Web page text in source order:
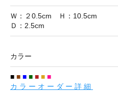
Ｗ：２0.5cm Ｈ：10.5cm
Ｄ：2.5cm
カラー
■ ■ ■ ■ ■ ■ ■
カラーオーダー詳細